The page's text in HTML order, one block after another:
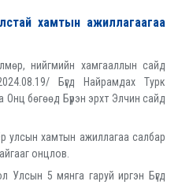
хамтын ажиллагаагаа
нийгмийн хамгааллын сайд
Бүгд Найрамдах Турк
бөгөөд Бүрэн эрхт Элчин сайд
улсын хамтын ажиллагаа салбар
онцлов.
Улсын 5 мянга гаруй иргэн Бүгд